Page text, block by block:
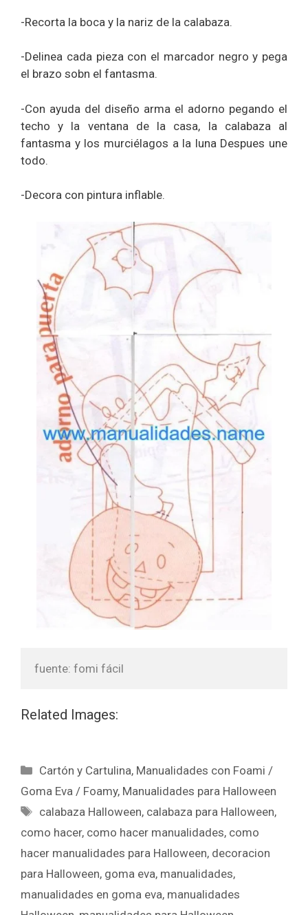
-Recorta la boca y la nariz de la calabaza.
-Delinea cada pieza con el marcador negro y pega
el brazo sobn el fantasma.
-Con ayuda del diseño arma el adorno pegando el
techo y la ventana de la casa, la calabaza al
fantasma y los murciélagos a la luna Despues une
todo.
-Decora con pintura inflable.
fuente: fomi fácil
Related Images:
Cartón y Cartulina, Manualidades con Foami /
Goma Eva / Foamy, Manualidades para Halloween
calabaza Halloween, calabaza para Halloween,
como hacer, como hacer manualidades, como
hacer manualidades para Halloween, decoracion
para Halloween, goma eva, manualidades,
manualidades en goma eva, manualidades